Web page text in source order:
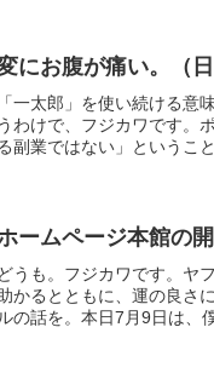
にお腹が痛い。（
「一太郎」を使い続ける
うわけで、フジカワです。
副業ではない」というこ
ームページ本館の
どうも。フジカワです。ヤ
かるとともに、運の良さ
ルの話を。本日7月9日は、